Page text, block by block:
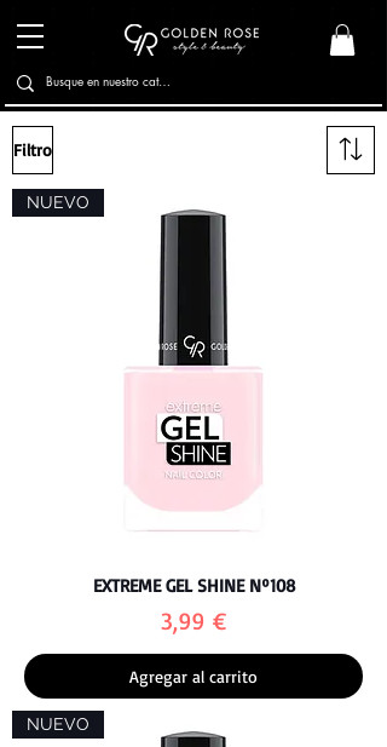
Filtro
NUEVO
EXTREME GEL SHINE Nº108
Precio
3,99 €
Agregar al carrito
NUEVO